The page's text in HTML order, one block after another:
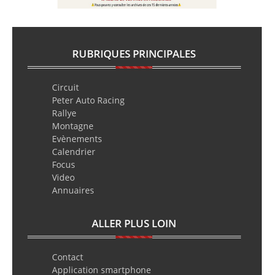
RUBRIQUES PRINCIPALES
Circuit
Peter Auto Racing
Rallye
Montagne
Evènements
Calendrier
Focus
Video
Annuaires
ALLER PLUS LOIN
Contact
Application smartphone